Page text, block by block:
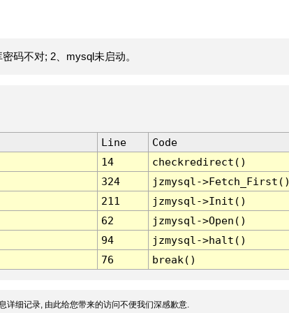
码不对; 2、mysql未启动。
Line
Code
14
checkredirect()
324
jzmysql-
211
jzmysql->Init()
62
jzmysql->Open()
94
jzmysql->halt()
76 break()
详细记录, 由此给您带来的访问不便我们深感歉意.